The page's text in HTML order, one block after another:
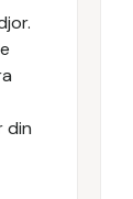
din